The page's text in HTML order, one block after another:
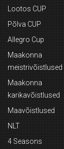
Lootos CUP
Põlva CUP
Allegro Cup
Maakonna
meistrivõistlused
Maakonna
karikavõistlused
Maavõistlused
NLT
4 Seasons